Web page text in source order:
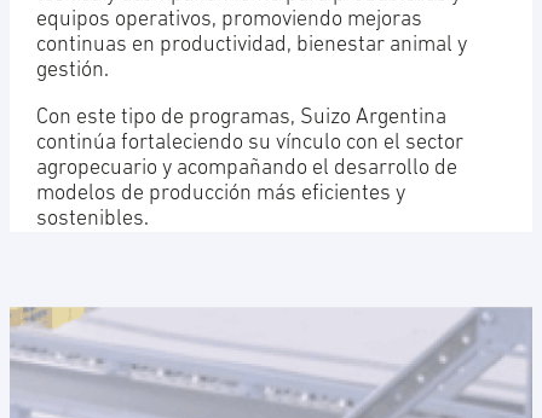
equipos operativos, promoviendo mejoras
continuas en productividad, bienestar animal y
gestión.
Con este tipo de programas, Suizo Argentina
continúa fortaleciendo su vínculo con el sector
agropecuario y acompañando el desarrollo de
modelos de producción más eficientes y
sostenibles.